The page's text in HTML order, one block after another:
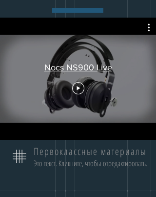
Nocs NS900 Live
Первоклассные материалы
Это текст. Кликните, чтобы отредактировать.